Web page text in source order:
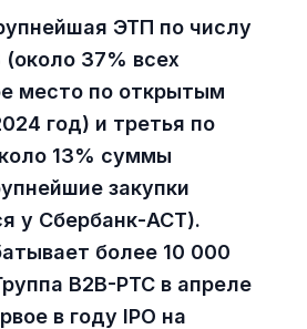
ЭТП по числу
37% всех
место по открытым
год) и третья по
13% суммы
закупки
у Сбербанк-АСТ).
более 10 000
B2B-РТС в апреле
в году IPO на